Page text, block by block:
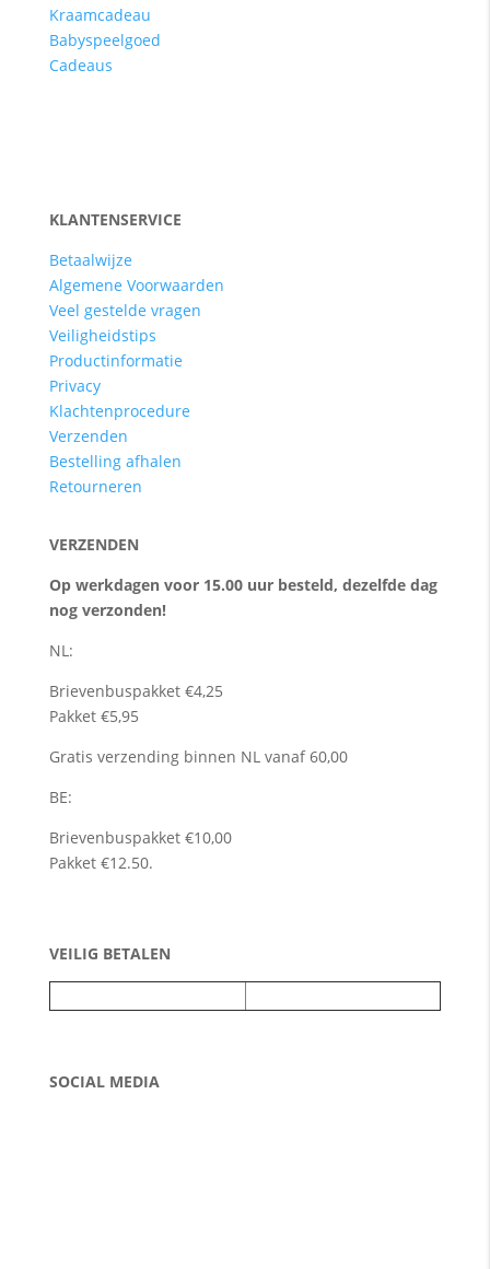
Kraamcadeau
Babyspeelgoed
Cadeaus
KLANTENSERVICE
Betaalwijze
Algemene Voorwaarden
Veel gestelde vragen
Veiligheidstips
Productinformatie
Privacy
Klachtenprocedure
Verzenden
Bestelling afhalen
Retourneren
VERZENDEN
Op werkdagen voor 15.00 uur besteld, dezelfde dag
nog verzonden!
NL:
Brievenbuspakket €4,25
Pakket €5,95
Gratis verzending binnen NL vanaf 60,00
BE:
Brievenbuspakket €10,00
Pakket €12.50.
VEILIG BETALEN
SOCIAL MEDIA